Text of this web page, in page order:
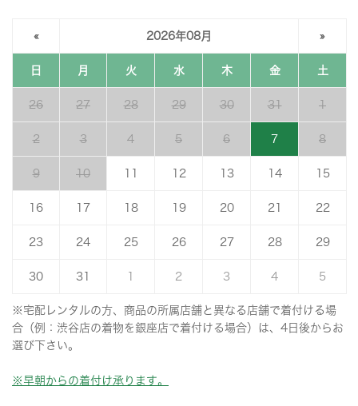
« 2026年08月 »
日 月 火 水 木 金 土
26 27 28 29 30 31 1
2 3 4 5 6 7 8
9 10 12 13 14 15
16 17 18 19 20 21 22
23 24 25 26 27 28 29
30 31 2 3 4 5
※宅配レンタルの方、商品の所属店舗と異なる店舗で着付ける場
合（例：渋谷店の着物を銀座店で着付ける場合）は、4日後からお
選び下さい。
※早朝からの着付け承ります。